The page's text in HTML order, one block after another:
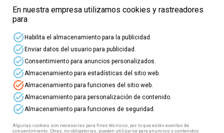
¡Especial Alicante!Vamos a impartir nuevos
cursos 100% gratuitos en modalidad presencial
en Alicante. Se trata deformación
completamente subvencionada y gratuita
para demandantes de empleo y profesionales
en activo en la Comunidad Valenciana.
El objetivo de estos cursos es que amplíes y
En nuestra empresa utilizamos cookies y rastreadores
para
task_altHabilita el almacenamiento para la publicidad.
task_altEnviar datos del usuario para publicidad.
task_altConsentimiento para anuncios personalizados.
task_alt Almacenamiento para estadísticas del sitio web.
task_alt Almacenamiento para funciones del sitio web.
task_alt Almacenamiento para personalización de contenido.
task_alt Almacenamiento para funciones de seguridad.
Algunas cookies son necesarias para fines técnicos, por lo que están exentas de
consentimiento. Otras, no obligatorias, pueden utilizarse para anuncios y contenidos